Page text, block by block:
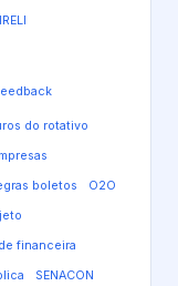
do rotativo
boletos O2O
financeira
SENACON